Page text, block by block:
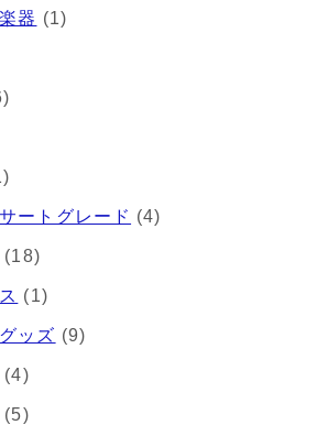
器 (1)
ートグレード (4)
(18)
(1)
ッズ (9)
(4)
(5)